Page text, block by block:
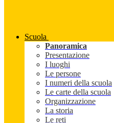
Scuola
Panoramica
Presentazione
I luoghi
Le persone
I numeri della scuola
Le carte della scuola
Organizzazione
La storia
Le reti